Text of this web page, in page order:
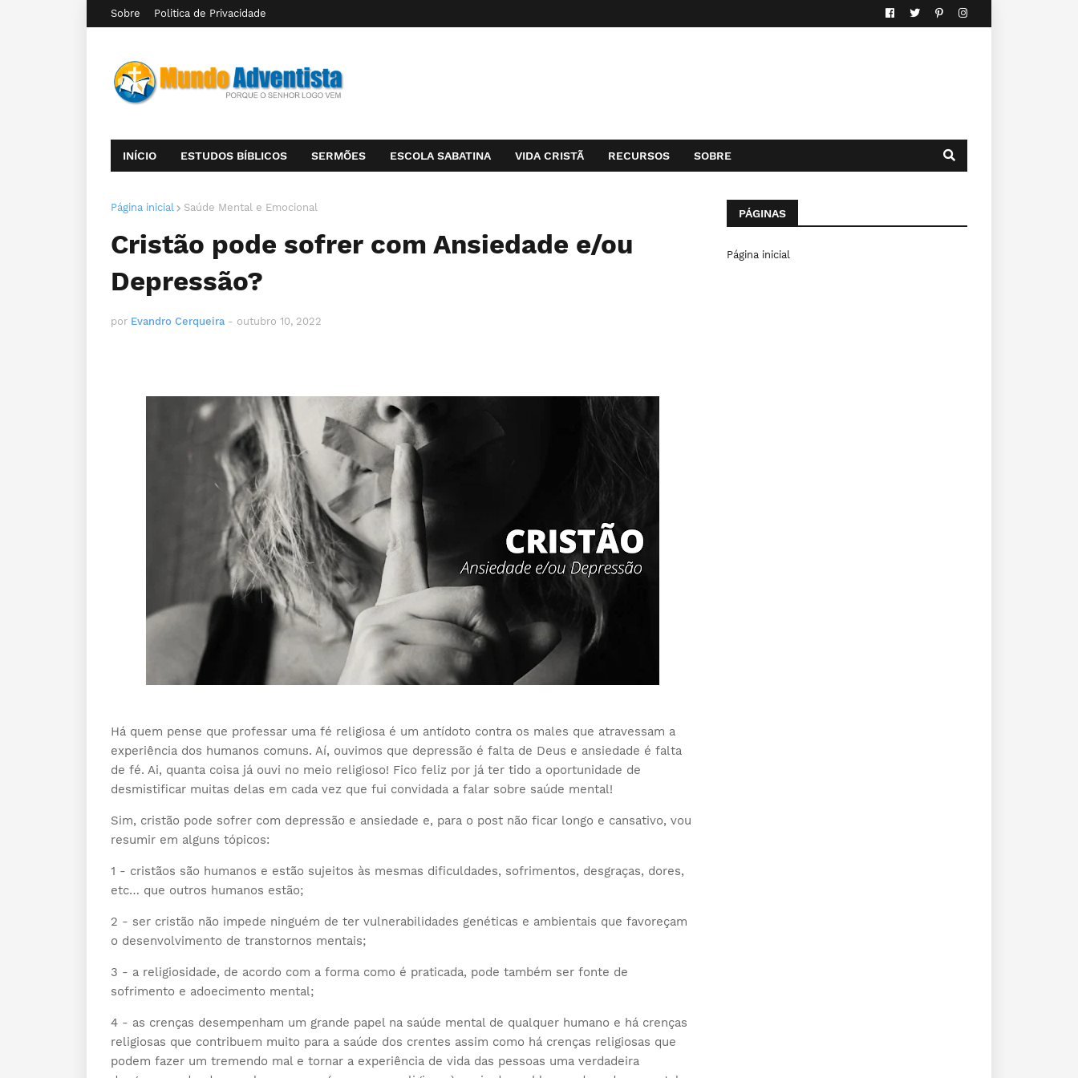
Sobre Politica de Privacidade
INÍCIO ESTUDOS BÍBLICOS SERMÕES ESCOLA SABATINA VIDA CRISTÃ RECURSOS SOBRE
Página inicial Saúde Mental e Emocional
Cristão pode sofrer com Ansiedade e/ou
Depressão?
por Evandro Cerqueira - outubro 10, 2022
Há quem pense que professar uma fé religiosa é um antídoto contra os males que atravessam a
experiência dos humanos comuns. Aí, ouvimos que depressão é falta de Deus e ansiedade é falta
de fé. Ai, quanta coisa já ouvi no meio religioso! Fico feliz por já ter tido a oportunidade de
desmistificar muitas delas em cada vez que fui convidada a falar sobre saúde mental!
Sim, cristão pode sofrer com depressão e ansiedade e, para o post não ficar longo e cansativo, vou
resumir em alguns tópicos:
1 - cristãos são humanos e estão sujeitos às mesmas dificuldades, sofrimentos, desgraças, dores,
etc… que outros humanos estão;
2 - ser cristão não impede ninguém de ter vulnerabilidades genéticas e ambientais que favoreçam
o desenvolvimento de transtornos mentais;
3 - a religiosidade, de acordo com a forma como é praticada, pode também ser fonte de
sofrimento e adoecimento mental;
4 - as crenças desempenham um grande papel na saúde mental de qualquer humano e há crenças
religiosas que contribuem muito para a saúde dos crentes assim como há crenças religiosas que
podem fazer um tremendo mal e tornar a experiência de vida das pessoas uma verdadeira
PÁGINAS
Página inicial